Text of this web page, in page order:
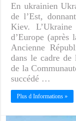
En ukrainien
de l’Est,
Kiev.
d’Europe (après
Ancienne
dans le cadre de
de la
succédé …
Plus d Informations »